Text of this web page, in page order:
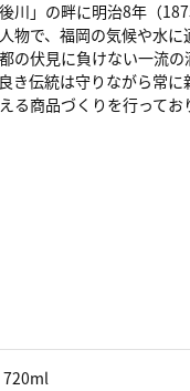
川」の畔に明治8年（
物で、福岡の気候や水
の伏見に負けない一流の
き伝統は守りながら常
商品づくりを行ってお
720ml